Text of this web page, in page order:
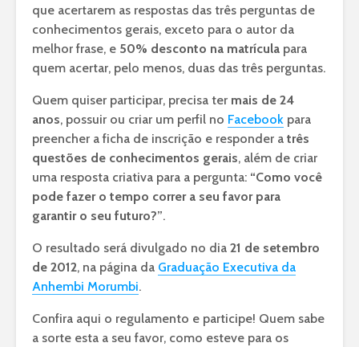
que acertarem as respostas das três perguntas de
conhecimentos gerais, exceto para o autor da
melhor frase, e 50% desconto na matrícula para
quem acertar, pelo menos, duas das três perguntas.
Quem quiser participar, precisa ter mais de 24
anos, possuir ou criar um perfil no Facebook para
preencher a ficha de inscrição e responder a três
questões de conhecimentos gerais, além de criar
uma resposta criativa para a pergunta: “Como você
pode fazer o tempo correr a seu favor para
garantir o seu futuro?”.
O resultado será divulgado no dia 21 de setembro
de 2012, na página da Graduação Executiva da
Anhembi Morumbi.
Confira aqui o regulamento e participe! Quem sabe
a sorte esta a seu favor, como esteve para os